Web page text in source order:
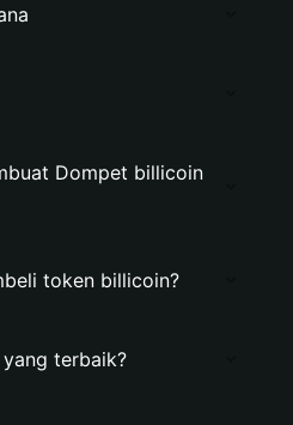
Dompet billicoin
token billicoin?
terbaik?